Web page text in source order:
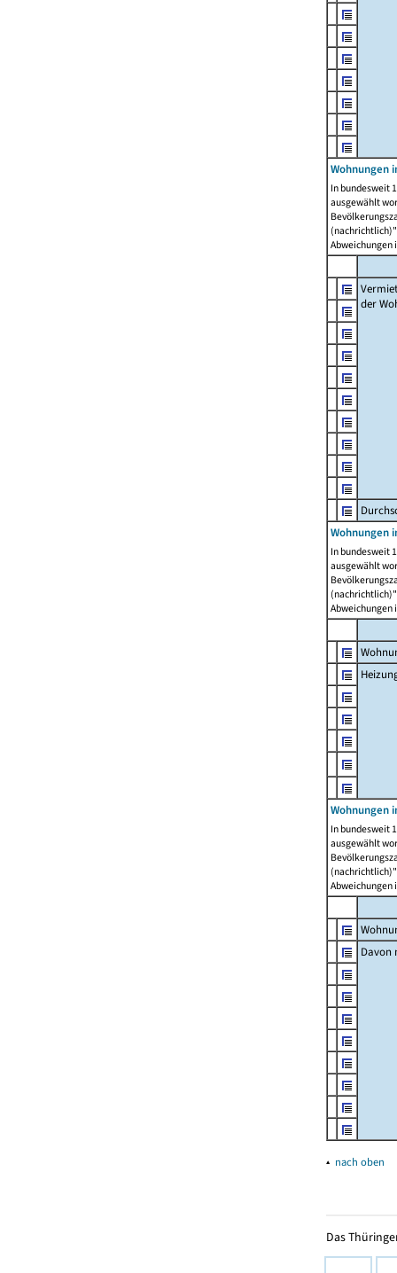
Wohnungen
In bundesweit
ausgewählt
Abweichungen
der
Wohnungen
In bundesweit
ausgewählt
Abweichungen
Wohnungen
In bundesweit
ausgewählt
Abweichungen
Davon
▴ nach oben
Das